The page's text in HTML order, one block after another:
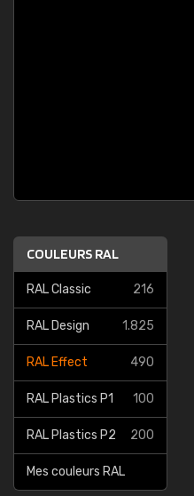
COULEURS RAL
RAL Classic 216
RAL Design 1.825
RAL Effect 490
RAL Plastics P1 100
RAL Plastics P2 200
Mes couleurs RAL